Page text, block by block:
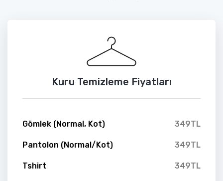
Kuru Temizleme Fiyatları
Gömlek (Normal, Kot) 349TL
Pantolon (Normal/Kot) 349TL
Tshirt 349TL